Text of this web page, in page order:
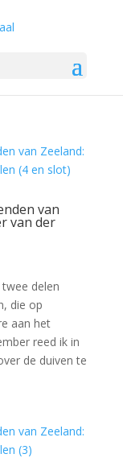
van
van der
delen
die op
aan het
reed ik in
de duiven te